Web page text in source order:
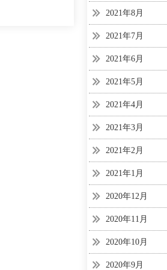
2021年8月
2021年7月
2021年6月
2021年5月
2021年4月
2021年3月
2021年2月
2021年1月
2020年12月
2020年11月
2020年10月
2020年9月